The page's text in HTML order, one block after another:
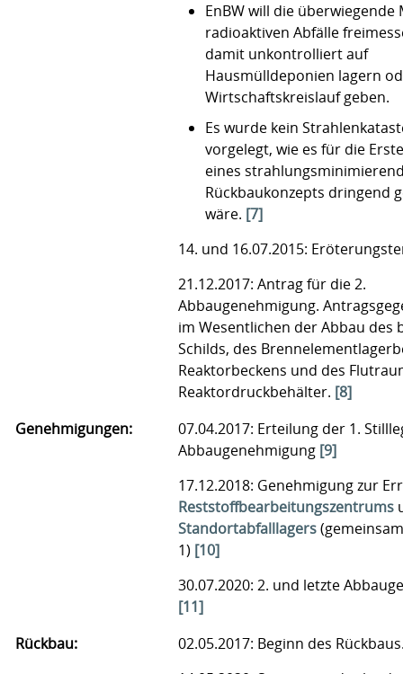
EnBW will die überwiegende
radioaktiven Abfälle
damit unkontrolliert auf
Hausmülldeponien lagern
Wirtschaftskreislauf geben.
Es wurde kein
vorgelegt, wie es für die
eines
Rückbaukonzepts dringend
wäre. [7]
14. und 16.07.2015:
21.12.2017: Antrag für die 2.
Abbaugenehmigung.
im Wesentlichen der Abbau des
Schilds, des
Reaktorbeckens und des
Reaktordruckbehälter. [8]
Genehmigungen:
07.04.2017: Erteilung der 1.
Abbaugenehmigung [9]
17.12.2018: Genehmigung zur
Reststoffbearbeitungszentrums
Standortabfalllagers
1) [10]
30.07.2020: 2. und letzte
[11]
Rückbau:
02.05.2017: Beginn des